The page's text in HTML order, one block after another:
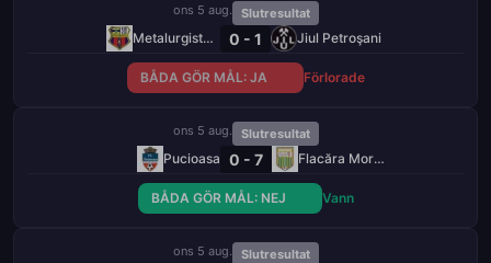
ons 5 aug. Slutresultat
Metalurgistul Cugir 0 - 1 Jiul Petroşani
BÅDA GÖR MÅL: JA Förlorade
ons 5 aug. Slutresultat
Pucioasa 0 - 7 Flacăra Moreni
BÅDA GÖR MÅL: NEJ Vann
ons 5 aug. Slutresultat